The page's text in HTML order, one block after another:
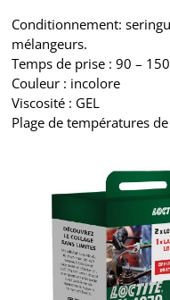
Conditionnement:
mélangeurs.
Temps de prise : 90 –
Couleur : incolore
Viscosité : GEL
Plage de températures